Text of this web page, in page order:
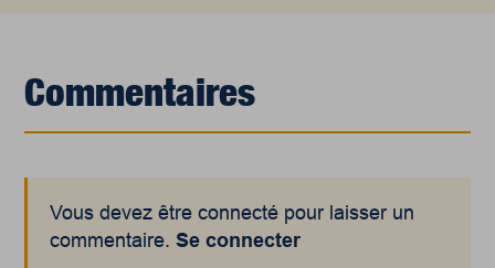
Commentaires
Vous devez être connecté pour laisser un
commentaire.Se connecter